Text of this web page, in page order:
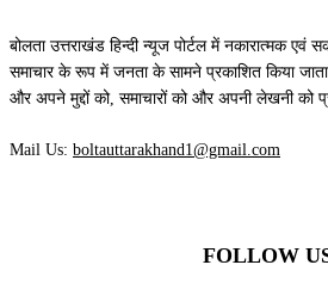
बोलता उत्तराखंड हिन्दी न्यूज पोर्टल में नकारात्मक एवं
समाचार के रूप में जनता के सामने प्रकाशित किया
और अपने मुद्दों को, समाचारों को और अपनी लेखनी को
Mail Us: boltauttarakhand1@gmail.com
FOLLOW